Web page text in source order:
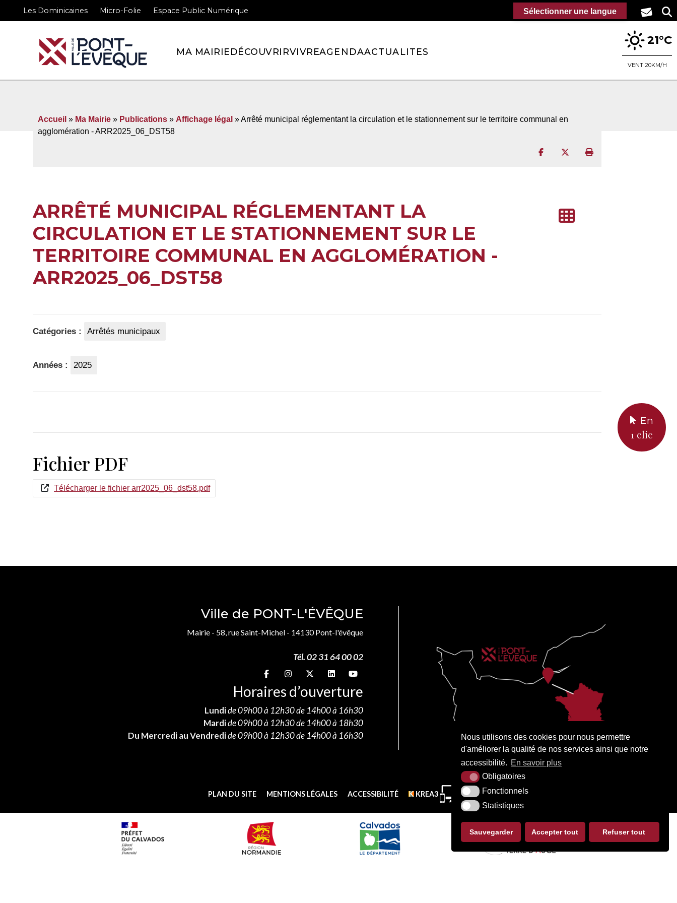
Nous utilisons des cookies pour nous permettre
d'améliorer la qualité de nos services ainsi que notre
accessibilité. En savoir plus
Obligatoires
Fonctionnels
Statistiques
Sauvegarder Accepter tout Refuser tout
Les Dominicaines Micro-Folie Espace Public Numérique
MA MAIRIEDÉCOUVRIRVIVREAGENDAACTUALITES
21°C
VENT 20KM/H
En
1 clic
Accueil » Ma Mairie » Publications » Affichage légal » Arrêté municipal réglementant la circulation et le stationnement sur le territoire communal en
agglomération - ARR2025_06_DST58
Partager sur Facebook
Partager sur Twitter
Imprimer la page
ARRÊTÉ MUNICIPAL RÉGLEMENTANT LA
CIRCULATION ET LE STATIONNEMENT SUR LE
TERRITOIRE COMMUNAL EN AGGLOMÉRATION -
ARR2025_06_DST58
Catégories : Arrêtés municipaux
Années : 2025
Fichier PDF
Télécharger le fichier arr2025_06_dst58.pdf
Ville de PONT-L'ÉVÊQUE
Mairie - 58, rue Saint-Michel - 14130 Pont-l'évêque
Tél. 02 31 64 00 02
Suivez-nous sur
Suivez-nous sur
Suivez-nous sur
Suivez-nous sur
Suivez-nous sur
Horaires d’ouverture
Lundide 09h00 à 12h30 de 14h00 à 16h30
Mardide 09h00 à 12h30 de 14h00 à 18h30
Du Mercredi au Vendredide 09h00 à 12h30 de 14h00 à 16h30
PLAN DU SITE MENTIONS LÉGALES ACCESSIBILITÉ KREA3
Sélectionner une langue